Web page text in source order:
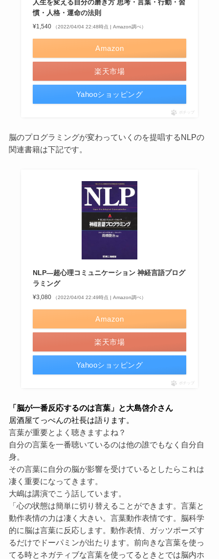
人生を変える自分の磨き方 思考・言葉・行動・習
慣・人格・運命の法則
¥1,540 （2022/04/04 22:48時点 | Amazon調べ）
Amazon
楽天市場
Yahooショッピング
ポチップ
脳のプログラミングが変わっていくのを提唱するNLPの
関連書籍は下記です。
NLP―超心理コミュニケーション 神経言語プログ
ラミング
¥3,080 （2022/04/04 22:49時点 | Amazon調べ）
Amazon
楽天市場
Yahooショッピング
ポチップ
「脳が一番反応するのは言葉」と大島啓介さん
居酒屋てっぺんの社長は語ります。
言葉が重要とよく聴きますよね？
自分の言葉を一番聴いているのは他の誰でもなく自分自
身。
その言葉に自分の脳が影響を受けているとしたらこれは
凄く重要になってきます。
大嶋は講演でこう話しています。
「心の状態は簡単に切り替えることができます。言葉と
動作表情の力は凄く大きい。言葉動作表情です。脳科学
的に脳は言葉に反応します。動作表情、ガッツポーズす
るだけでドーパミンが出たります。前向きな言葉を使っ
てる時とネガティブな言葉を使ってるときとでは脳内ホ